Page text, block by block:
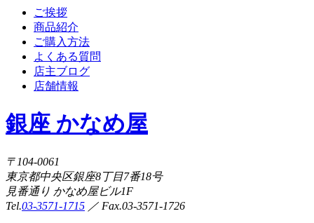
ご挨拶
商品紹介
ご購入方法
よくある質問
店主ブログ
店舗情報
銀座 かなめ屋
〒104-0061
東京都中央区銀座8丁目7番18号
見番通り かなめ屋ビル1F
Tel.03-3571-1715 ／ Fax.03-3571-1726